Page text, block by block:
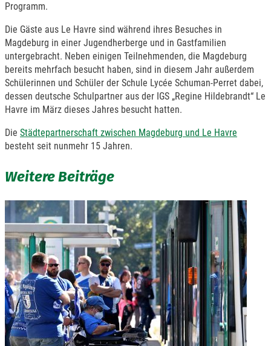
Programm.
Die Gäste aus Le Havre sind während ihres Besuches in
Magdeburg in einer Jugendherberge und in Gastfamilien
untergebracht. Neben einigen Teilnehmenden, die Magdeburg
bereits mehrfach besucht haben, sind in diesem Jahr außerdem
Schülerinnen und Schüler der Schule Lycée Schuman-Perret dabei,
dessen deutsche Schulpartner aus der IGS „Regine Hildebrandt“ Le
Havre im März dieses Jahres besucht hatten.
Die Städtepartnerschaft zwischen Magdeburg und Le Havre
besteht seit nunmehr 15 Jahren.
Weitere Beiträge